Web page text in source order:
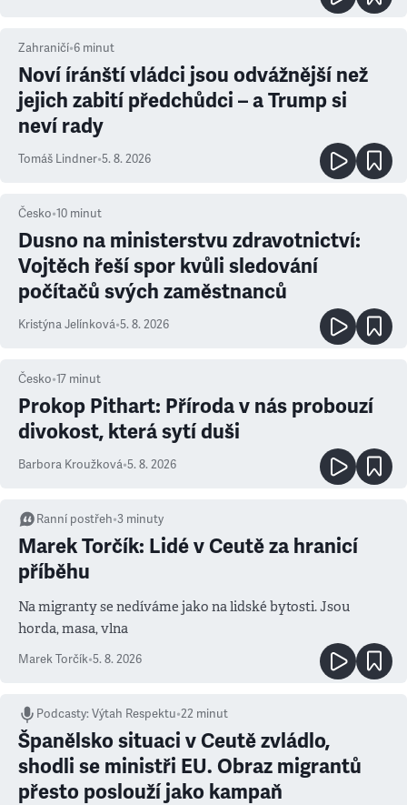
Zahraničí•6 minut
Noví íránští vládci jsou odvážnější než
jejich zabití předchůdci – a Trump si
neví rady
Tomáš Lindner•5. 8. 2026
Česko•10 minut
Dusno na ministerstvu zdravotnictví:
Vojtěch řeší spor kvůli sledování
počítačů svých zaměstnanců
Kristýna Jelínková•5. 8. 2026
Česko•17 minut
Prokop Pithart: Příroda v nás probouzí
divokost, která sytí duši
Barbora Kroužková•5. 8. 2026
Ranní postřeh•3 minuty
Marek Torčík: Lidé v Ceutě za hranicí
příběhu
Na migranty se nedíváme jako na lidské bytosti. Jsou
horda, masa, vlna
Marek Torčík•5. 8. 2026
Podcasty:Výtah Respektu•22 minut
Španělsko situaci v Ceutě zvládlo,
shodli se ministři EU. Obraz migrantů
přesto poslouží jako kampaň